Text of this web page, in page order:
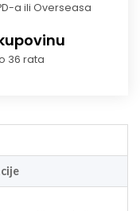
a ili Overseasa
36 rata